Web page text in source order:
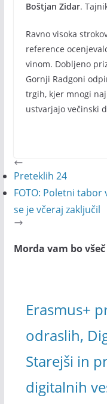
Boštjan Zidar.
Ravno visoka
reference
vinom. Dobljeno
Gornji Radgoni
trgih, kjer mnogi
ustvarjajo večinski
Preteklih 24
FOTO: Poletni
se je včeraj zaključil
Morda vam bo
Erasmus+
odraslih,
Starejši in
digitalnih